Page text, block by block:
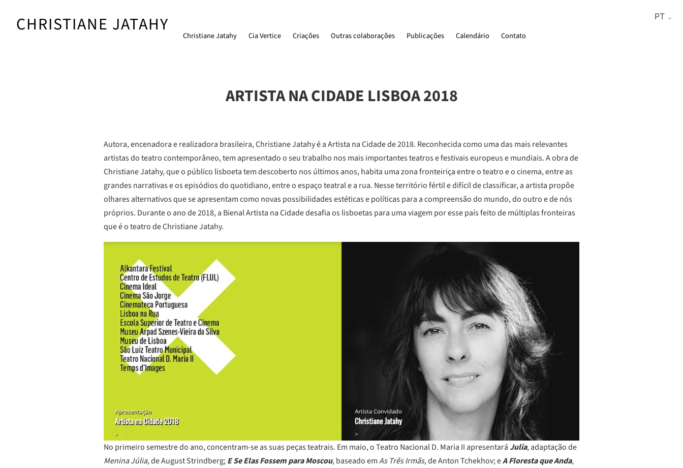
contentCHRISTIANE JATAHY Christiane Jatahy Cia Vertice Criações Outras colaborações Publicações Calendário Contato
ARTISTA NA CIDADE LISBOA 2018
Autora, encenadora e realizadora brasileira, Christiane Jatahy é a Artista na Cidade de 2018. Reconhecida como uma das mais relevantes
artistas do teatro contemporâneo, tem apresentado o seu trabalho nos mais importantes teatros e festivais europeus e mundiais. A obra de
Christiane Jatahy, que o público lisboeta tem descoberto nos últimos anos, habita uma zona fronteiriça entre o teatro e o cinema, entre as
grandes narrativas e os episódios do quotidiano, entre o espaço teatral e a rua. Nesse território fértil e difícil de classificar, a artista propõe
olhares alternativos que se apresentam como novas possibilidades estéticas e políticas para a compreensão do mundo, do outro e de nós
próprios. Durante o ano de 2018, a Bienal Artista na Cidade desafia os lisboetas para uma viagem por esse país feito de múltiplas fronteiras
que é o teatro de Christiane Jatahy.
No primeiro semestre do ano, concentram-se as suas peças teatrais. Em maio, o Teatro Nacional D. Maria II apresentará Julia, adaptação de
Menina Júlia, de August Strindberg;E Se Elas Fossem para Moscou, baseado emAs Três Irmãs, de Anton Tchekhov; eA Floresta que Anda,